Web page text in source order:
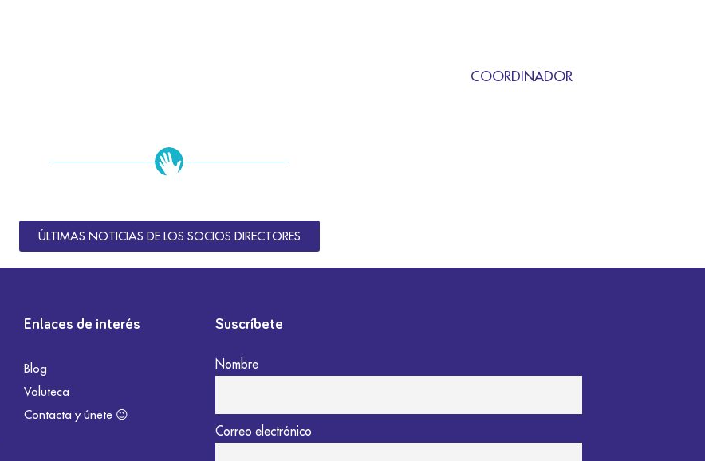
COORDINADOR
ÚLTIMAS NOTICIAS DE LOS SOCIOS DIRECTORES
Enlaces de interés
Blog
Voluteca
Contacta y únete 😉
Suscríbete
Nombre
Correo electrónico